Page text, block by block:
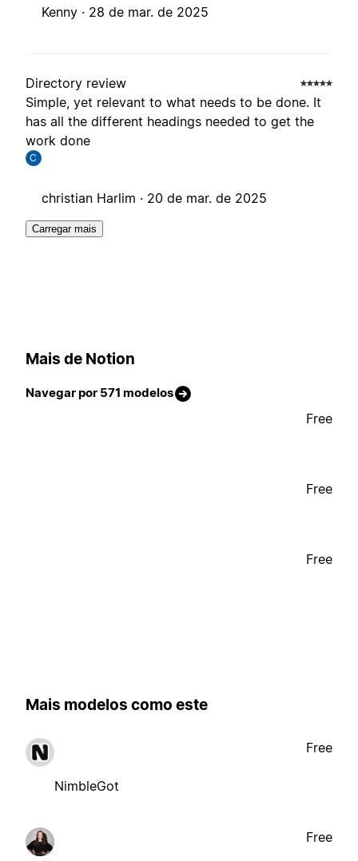
Kenny · 28 de mar. de 2025
Directory review
Simple, yet relevant to what needs to be done. It
has all the different headings needed to get the
work done
C
christian Harlim · 20 de mar. de 2025
Carregar mais
Mais de Notion
Navegar por 571 modelos
Free
Free
Free
Mais modelos como este
NimbleGot
Free
Free